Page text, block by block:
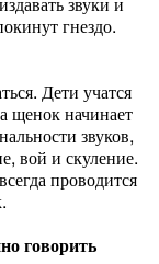
гнездо.
Дети учатся
щенок начинает
звуков,
вой и скуление.
проводится
говорить